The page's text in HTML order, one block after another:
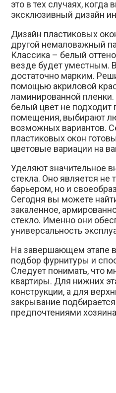
это в тех случаях, когда
эксклюзивный дизайн
Дизайн пластиковых
другой немаловажный
Классика – белый
везде будет уместным.
достаточно марким.
помощью акриловой
ламинированной пленки.
белый цвет не подходит
помещения, выбирают
возможных вариантов.
пластиковых окон
цветовые вариации на
Уделяют значительное
стекла. Оно является
барьером, но и
Сегодня вы можете
закаленное,
стекло. Именно они
универсальность
На завершающем этапе
подбор фурнитуры и
Следует понимать, что
квартиры. Для нижних
конструкции, а для
закрывание
предпочтениями